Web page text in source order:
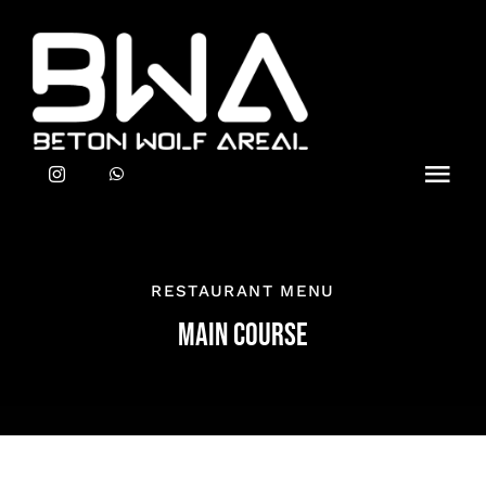
Inhalt
springen
RESTAURANT MENU
MAIN COURSE